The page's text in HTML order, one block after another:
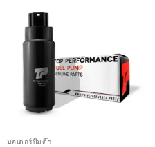
มอเตอร์ปั๊มติ๊ก